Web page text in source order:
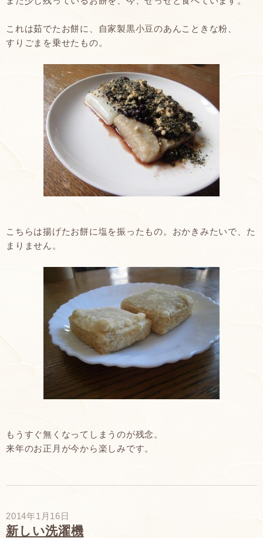
これは茹でたお餅に、自家製黒小豆のあんこときな粉、
すりごまを乗せたもの。
こちらは揚げたお餅に塩を振ったもの。おかきみたいで、た
まりません。
もうすぐ無くなってしまうのが残念。
来年のお正月が今から楽しみです。
2014年1月16日
新しい洗濯機